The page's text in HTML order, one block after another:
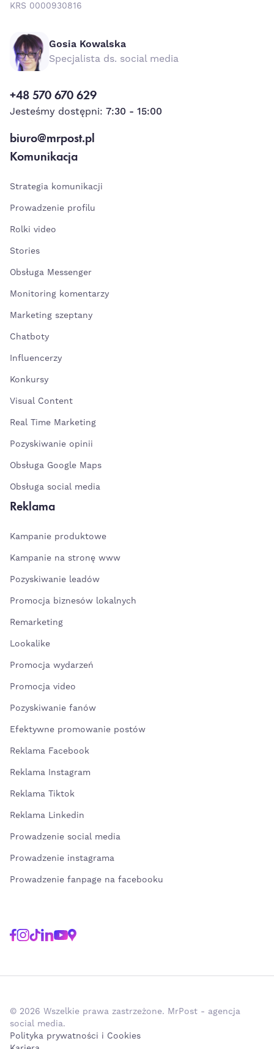
KRS 0000930816
Gosia Kowalska
Specjalista ds. social media
+48 570 670 629
Jesteśmy dostępni: 7:30 - 15:00
biuro@mrpost.pl
Komunikacja
Strategia komunikacji
Prowadzenie profilu
Rolki video
Stories
Obsługa Messenger
Monitoring komentarzy
Marketing szeptany
Chatboty
Influencerzy
Konkursy
Visual Content
Real Time Marketing
Pozyskiwanie opinii
Obsługa Google Maps
Obsługa social media
Reklama
Kampanie produktowe
Kampanie na stronę www
Pozyskiwanie leadów
Promocja biznesów lokalnych
Remarketing
Lookalike
Promocja wydarzeń
Promocja video
Pozyskiwanie fanów
Efektywne promowanie postów
Reklama Facebook
Reklama Instagram
Reklama Tiktok
Reklama Linkedin
Prowadzenie social media
Prowadzenie instagrama
Prowadzenie fanpage na facebooku
© 2026 Wszelkie prawa zastrzeżone. MrPost - agencja
social media.
Polityka prywatności i Cookies